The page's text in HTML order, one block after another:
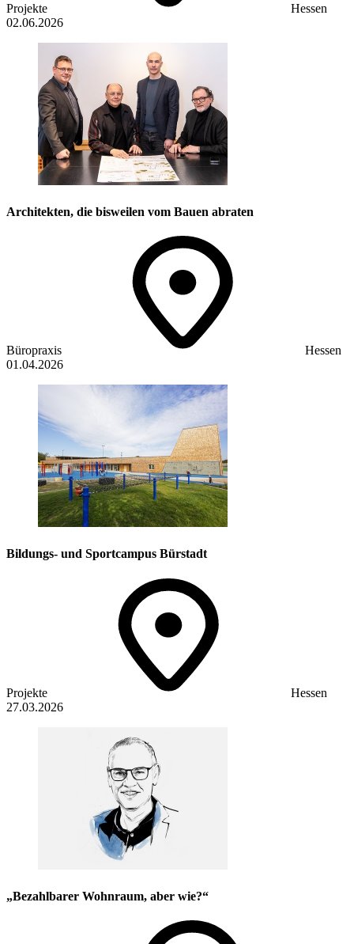
Projekte
Hessen
02.06.2026
Architekten, die bisweilen vom Bauen abraten
Büropraxis
Hessen
01.04.2026
Bildungs- und Sportcampus Bürstadt
Projekte
Hessen
27.03.2026
„Bezahlbarer Wohnraum, aber wie?“